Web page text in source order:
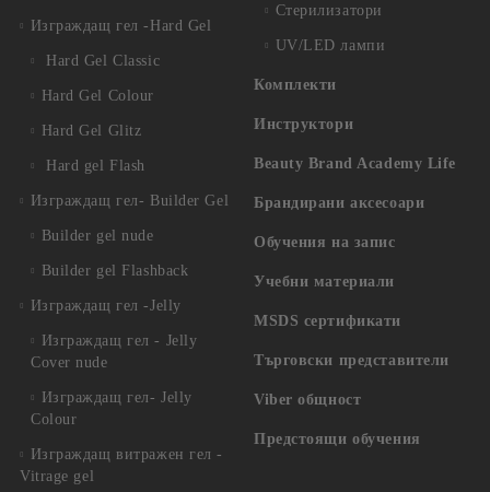
Изграждащ гел -Hard Gel
Hard Gel Classic
Hard Gel Colour
Hard Gel Glitz
Hard gel Flash
Изграждащ гел- Builder Gel
Builder gel nude
Builder gel Flashback
Изграждащ гел -Jelly
Изграждащ гел - Jelly
Cover nude
Изграждащ гел- Jelly
Colour
Изграждащ витражен гел -
Vitrage gel
Стерилизатори
UV/LED лампи
Комплекти
Инструктори
Beauty Brand Academy Life
Брандирани аксесоари
Обучения на запис
Учебни материали
MSDS сертификати
Търговски представители
Viber общност
Предстоящи обучения